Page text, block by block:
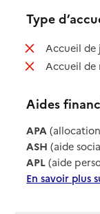
Type
Accueil de
Accueil de
Aides
APA
ASH (aide
APL (aide
En savoir plus